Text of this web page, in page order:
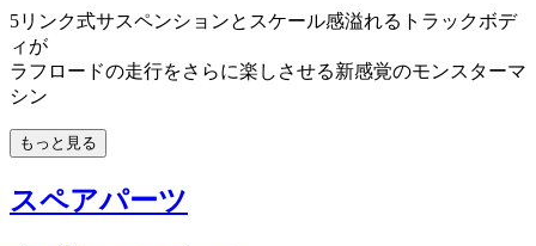
5リンク式サスペンションとスケール感溢れるトラックボデ
ィが
ラフロードの走行をさらに楽しさせる新感覚のモンスターマ
シン
もっと見る
スペアパーツ